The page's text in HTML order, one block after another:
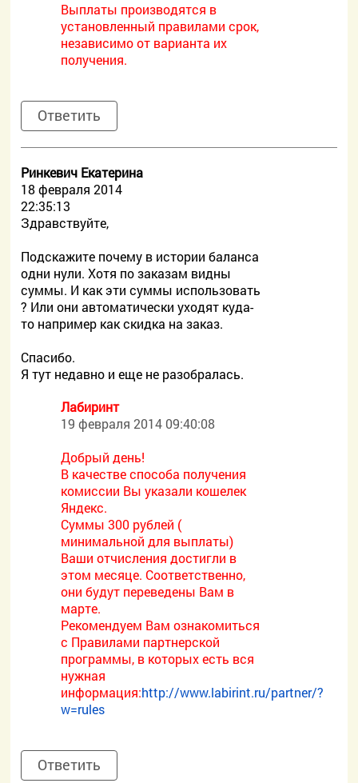
Выплаты производятся в
установленный правилами срок,
независимо от варианта их
получения.
Ответить
Ринкевич Екатерина
18 февраля 2014
22:35:13
Здравствуйте,
Подскажите почему в истории баланса
одни нули. Хотя по заказам видны
суммы. И как эти суммы использовать
? Или они автоматически уходят куда-
то например как скидка на заказ.
Спасибо.
Я тут недавно и еще не разобралась.
Лабиринт
19 февраля 2014 09:40:08
Добрый день!
В качестве способа получения
комиссии Вы указали кошелек
Яндекс.
Суммы 300 рублей (
минимальной для выплаты)
Ваши отчисления достигли в
этом месяце. Соответственно,
они будут переведены Вам в
марте.
Рекомендуем Вам ознакомиться
с Правилами партнерской
программы, в которых есть вся
нужная
информация:http://www.labirint.ru/partner/?
w=rules
Ответить